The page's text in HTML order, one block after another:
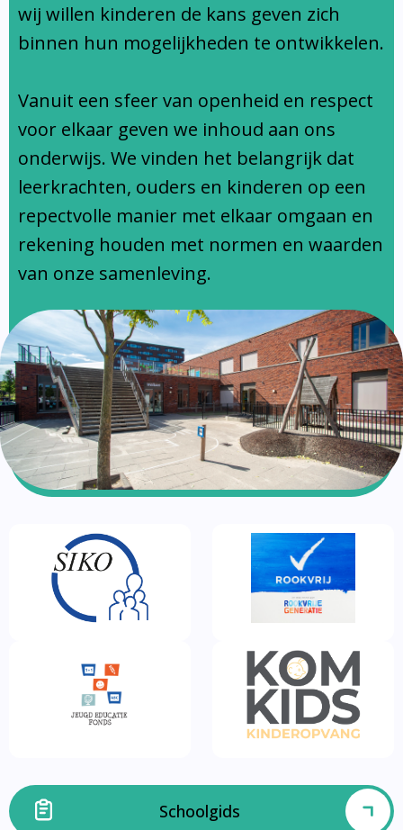
Ondersteuningsprofiel
wij willen kinderen de kans geven zich
binnen hun mogelijkheden te ontwikkelen.
Vanuit een sfeer van openheid en respect
voor elkaar geven we inhoud aan ons
onderwijs. We vinden het belangrijk dat
leerkrachten, ouders en kinderen op een
repectvolle manier met elkaar omgaan en
rekening houden met normen en waarden
van onze samenleving.
Schoolgids